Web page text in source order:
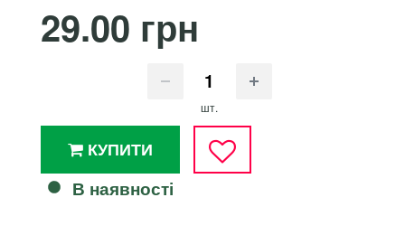
29.00 грн
шт.
КУПИТИ
В наявності